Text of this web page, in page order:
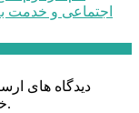
اجتماعی و خدمت
دیدگاه های
خبرگزاری الف در وب منتشر خواهد شد.